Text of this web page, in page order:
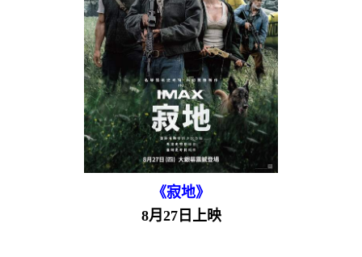
《寂地》
8月27日上映